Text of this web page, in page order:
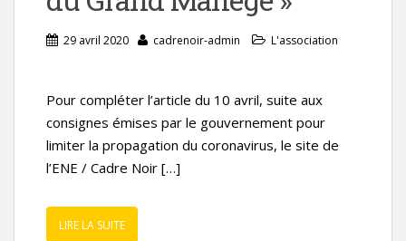
29 avril 2020 cadrenoir-admin L'association
Pour compléter l’article du 10 avril, suite aux
consignes émises par le gouvernement pour
limiter la propagation du coronavirus, le site de
l’ENE / Cadre Noir […]
LIRE LA SUITE